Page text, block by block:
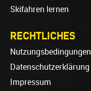
Skifahren lernen
RECHTLICHES
Nutzungsbedingungen
Datenschutzerklärung
Impressum